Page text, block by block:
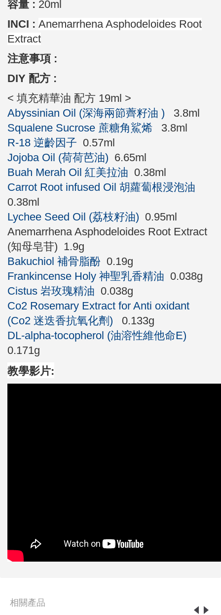
容量 : 20ml
INCI : Anemarrhena Asphodeloides Root
Extract
注意事項 :
DIY 配方 :
< 填充精華油 配方 19ml >
Abyssinian Oil (深海兩節薺籽油 ) 3.8ml
Squalene Sucrose 蔗糖角鯊烯 3.8ml
R-18 逆齡因子 0.57ml
Jojoba Oil (荷荷芭油) 6.65ml
Buah Merah Oil 紅美拉油 0.38ml
Carrot Root infused Oil 胡蘿蔔根浸泡油
0.38ml
Lychee Seed Oil (荔枝籽油) 0.95ml
Anemarrhena Asphodeloides Root Extract
(知母皂苷) 1.9g
Bakuchiol 補骨脂酚 0.19g
Frankincense Holy 神聖乳香精油 0.038g
Cistus 岩玫瑰精油 0.038g
Co2 Rosemary Extract for Anti oxidant
(Co2 迷迭香抗氧化劑) 0.133g
DL-alpha-tocopherol (油溶性維他命E)
0.171g
教學影片:
相關產品